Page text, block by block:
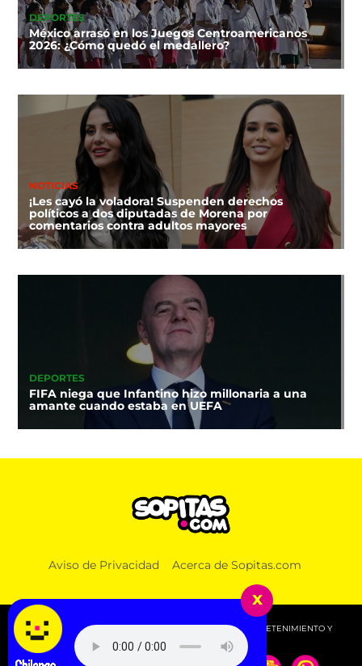
DEPORTES
México arrasó en los Juegos Centroamericanos
2026: ¿Cómo quedó el medallero?
NOTICIAS
¡Les cayó la voladora! Suspenden derechos
políticos a dos diputadas de Morena por
comentarios contra adultos mayores
DEPORTES
FIFA niega que Infantino hizo millonaria a una
amante cuando estaba en UEFA
Aviso de Privacidad Acerca de Sopitas.com
© 2026 SOPITAS.COM - MÚSICA, NOTICIAS, DEPORTES, ENTRETENIMIENTO Y
MÁS!.
x